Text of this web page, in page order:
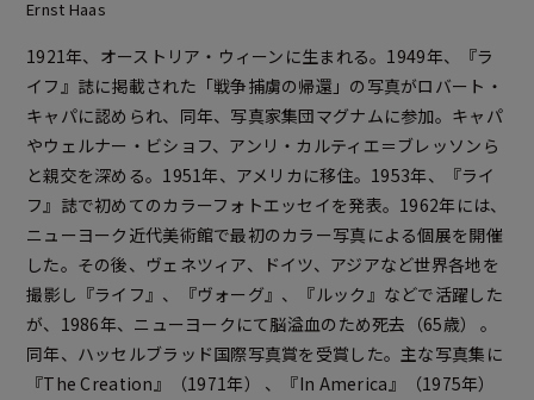
JAPANESE / ENGLISH
Ernst Haas
1921年、オーストリア・ウィーンに生まれる。1949年、『ラ
イフ』誌に掲載された「戦争捕虜の帰還」の写真がロバート・
キャパに認められ、同年、写真家集団マグナムに参加。キャパ
やウェルナー・ビショフ、アンリ・カルティエ＝ブレッソンら
と親交を深める。1951年、アメリカに移住。1953年、『ライ
フ』誌で初めてのカラーフォトエッセイを発表。1962年には、
ニューヨーク近代美術館で最初のカラー写真による個展を開催
した。その後、ヴェネツィア、ドイツ、アジアなど世界各地を
撮影し『ライフ』、『ヴォーグ』、『ルック』などで活躍した
が、1986年、ニューヨークにて脳溢血のため死去（65歳） 。
同年、ハッセルブラッド国際写真賞を受賞した。主な写真集に
『The Creation』（1971年） 、『In America』（1975年）